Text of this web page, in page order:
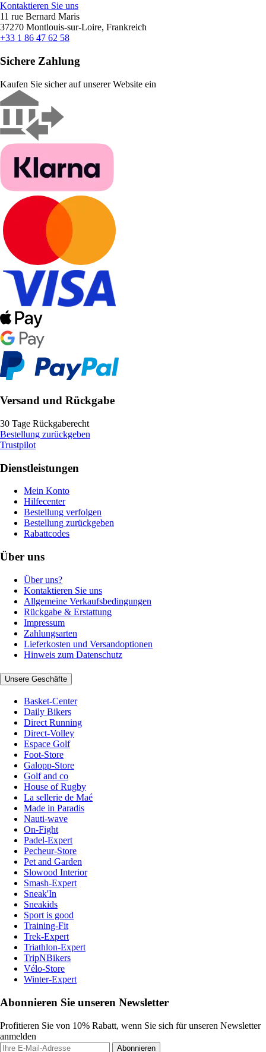
Kontaktieren Sie uns
11 rue Bernard Maris
37270 Montlouis-sur-Loire, Frankreich
+33 1 86 47 62 58
Sichere Zahlung
Kaufen Sie sicher auf unserer Website ein
Versand und Rückgabe
30 Tage Rückgaberecht
Bestellung zurückgeben
Trustpilot
Dienstleistungen
Mein Konto
Hilfecenter
Bestellung verfolgen
Bestellung zurückgeben
Rabattcodes
Über uns
Über uns?
Kontaktieren Sie uns
Allgemeine Verkaufsbedingungen
Rückgabe & Erstattung
Impressum
Zahlungsarten
Lieferkosten und Versandoptionen
Hinweis zum Datenschutz
Unsere Geschäfte
Basket-Center
Daily Bikers
Direct Running
Direct-Volley
Espace Golf
Foot-Store
Galopp-Store
Golf and co
House of Rugby
La sellerie de Maé
Made in Paradis
Nauti-wave
On-Fight
Padel-Expert
Pecheur-Store
Pet and Garden
Slowood Interior
Smash-Expert
Sneak'In
Sneakids
Sport is good
Training-Fit
Trek-Expert
Triathlon-Expert
TripNBikers
Vélo-Store
Winter-Expert
Abonnieren Sie unseren Newsletter
Profitieren Sie von 10% Rabatt, wenn Sie sich für unseren Newsletter
anmelden
Abonnieren